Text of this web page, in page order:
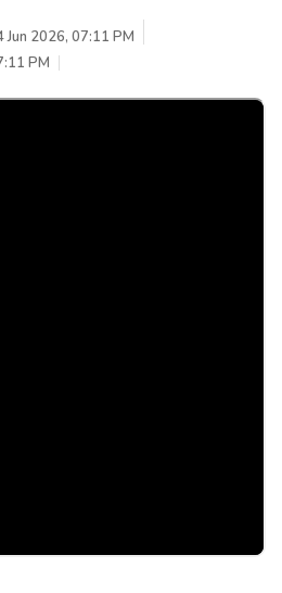
Jun 2026, 07:11 PM
PM